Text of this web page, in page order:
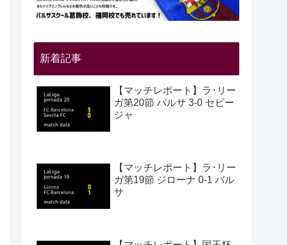
新着記事
【マッチレポート】ラ･リー
ガ第20節 バルサ 3-0 セビー
ジャ
【マッチレポート】ラ･リー
ガ第19節 ジローナ 0-1 バル
サ